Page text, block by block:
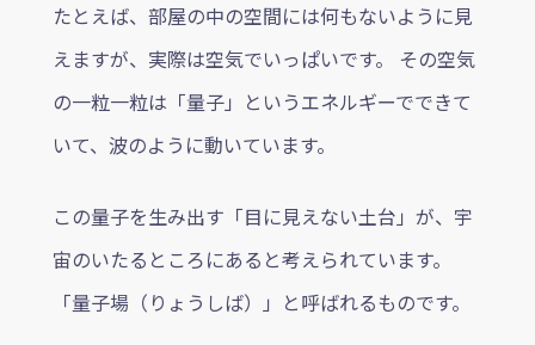
たとえば、部屋の中の空間には何もないように見
えますが、実際は空気でいっぱいです。 その空気
の一粒一粒は「量子」というエネルギーでできて
いて、波のように動いています。
この量子を生み出す「目に見えない土台」が、宇
宙のいたるところにあると考えられています。
「量子場（りょうしば）」と呼ばれるものです。